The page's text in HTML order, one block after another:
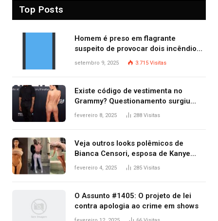
Top Posts
Homem é preso em flagrante
suspeito de provocar dois incêndios
criminosos no mesmo dia
setembro 9, 2025 3.715 Visitas
Existe código de vestimenta no
Grammy? Questionamento surgiu
após Bianca Censori, mulher de
fevereiro 8, 2025 288 Visitas
Veja outros looks polêmicos de
Bianca Censori, esposa de Kanye
West que apareceu nua no Grammy
fevereiro 4, 2025 285 Visitas
O Assunto #1405: O projeto de lei
contra apologia ao crime em shows